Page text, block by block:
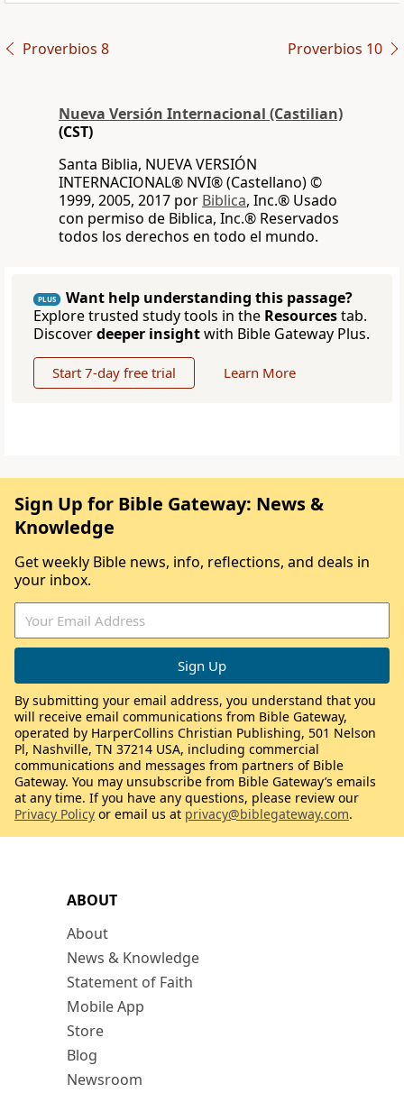
Proverbios 8 Proverbios 10
Nueva Versión Internacional (Castilian)
(CST)
Santa Biblia, NUEVA VERSIÓN
INTERNACIONAL® NVI® (Castellano) ©
1999, 2005, 2017 por Biblica, Inc.® Usado
con permiso de Biblica, Inc.® Reservados
todos los derechos en todo el mundo.
PLUS
Want help understanding this passage?
Explore trusted study tools in the Resourcestab.
Discoverdeeper insightwith Bible Gateway Plus.
Start 7-day free trial Learn More
ABOUT
About
News & Knowledge
Statement of Faith
Mobile App
Store
Blog
Newsroom
Sign Up for Bible Gateway: News &
Knowledge
Get weekly Bible news, info, reflections, and deals in
your inbox.
By submitting your email address, you understand that you
will receive email communications from Bible Gateway,
operated by HarperCollins Christian Publishing, 501 Nelson
Pl, Nashville, TN 37214 USA, including commercial
communications and messages from partners of Bible
Gateway. You may unsubscribe from Bible Gateway’s emails
at any time. If you have any questions, please review our
Privacy Policy or email us at privacy@biblegateway.com.